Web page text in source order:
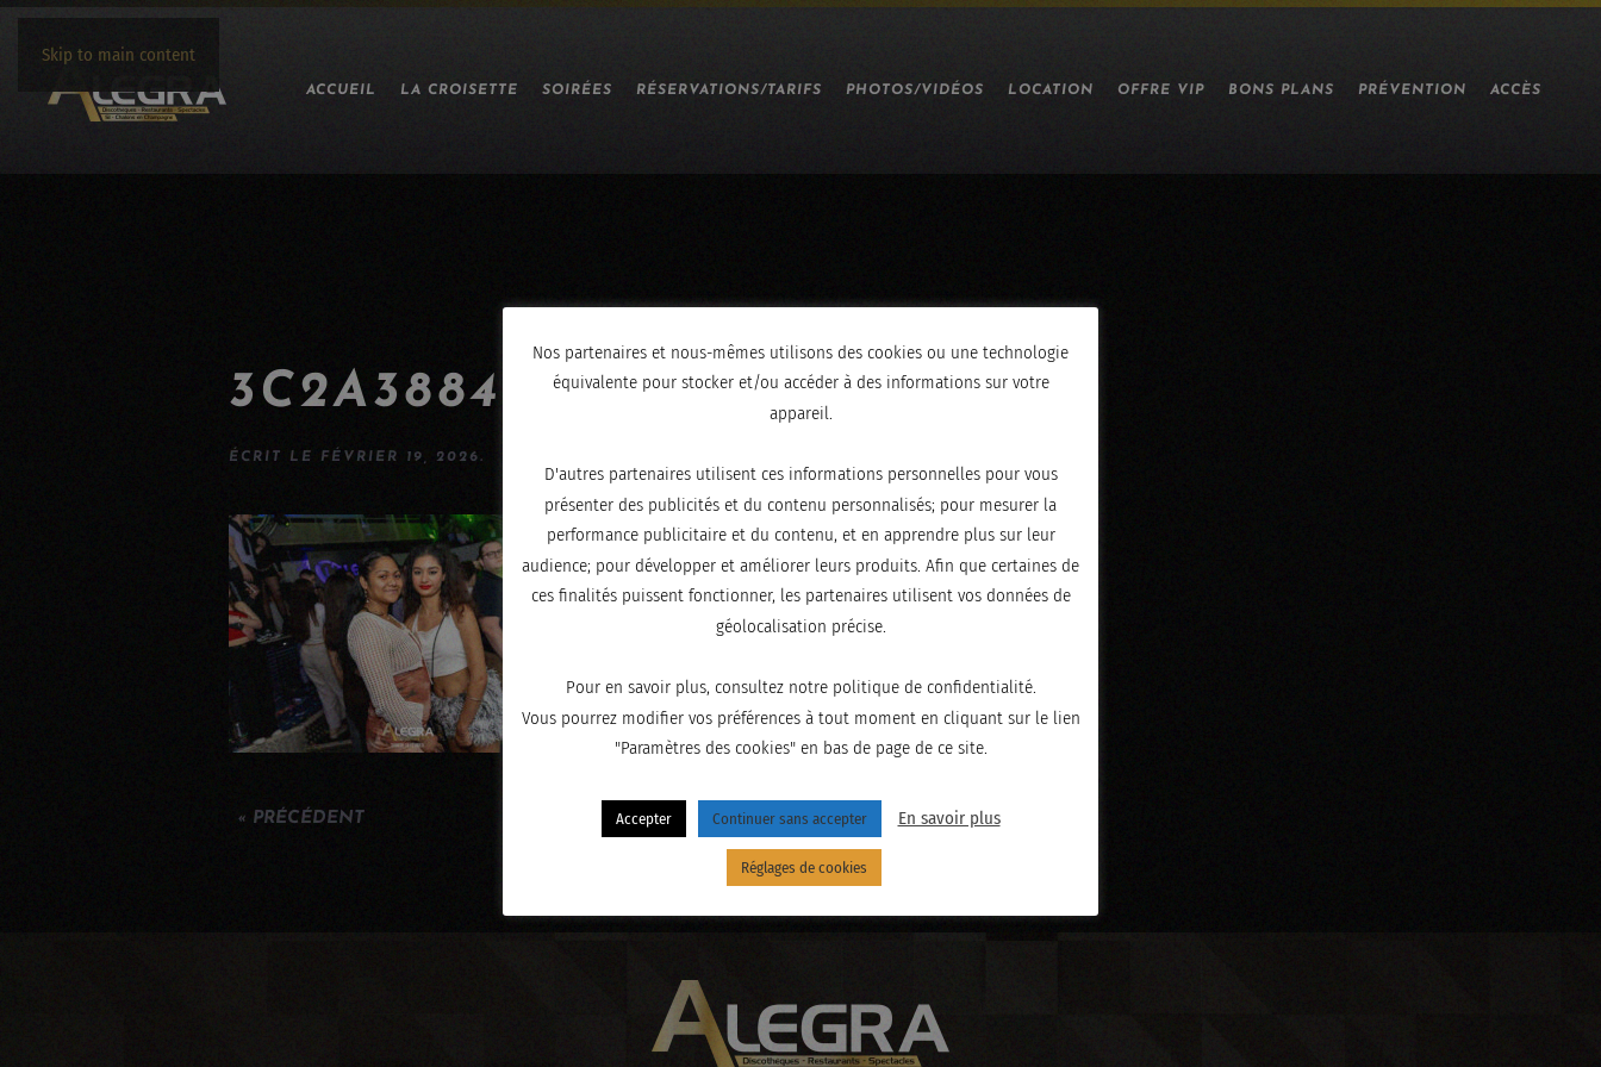
Skip to main content
ACCUEIL LA CROISETTE SOIRÉES RÉSERVATIONS/TARIFS PHOTOS/VIDÉOS LOCATION OFFRE VIP BONS PLANS PRÉVENTION ACCÈS
3C2A3884
ÉCRIT LE FÉVRIER 19, 2026.
« PRÉCÉDENT
Nos partenaires et nous-mêmes utilisons des cookies ou une technologie
équivalente pour stocker et/ou accéder à des informations sur votre
appareil.
D'autres partenaires utilisent ces informations personnelles pour vous
présenter des publicités et du contenu personnalisés; pour mesurer la
performance publicitaire et du contenu, et en apprendre plus sur leur
audience; pour développer et améliorer leurs produits. Afin que certaines de
ces finalités puissent fonctionner, les partenaires utilisent vos données de
géolocalisation précise.
Pour en savoir plus, consultez notre politique de confidentialité.
Vous pourrez modifier vos préférences à tout moment en cliquant sur le lien
"Paramètres des cookies" en bas de page de ce site.
Accepter Continuer sans accepter En savoir plus
Réglages de cookies